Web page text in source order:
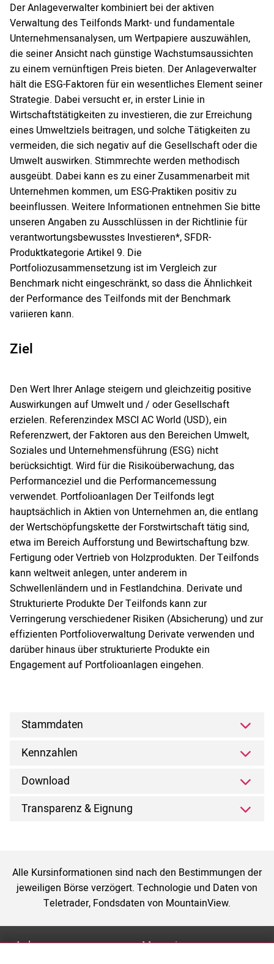
Der Anlageverwalter kombiniert bei der aktiven
Verwaltung des Teilfonds Markt- und fundamentale
Unternehmensanalysen, um Wertpapiere auszuwählen,
die seiner Ansicht nach günstige Wachstumsaussichten
zu einem vernünftigen Preis bieten. Der Anlageverwalter
hält die ESG-Faktoren für ein wesentliches Element seiner
Strategie. Dabei versucht er, in erster Linie in
Wirtschaftstätigkeiten zu investieren, die zur Erreichung
eines Umweltziels beitragen, und solche Tätigkeiten zu
vermeiden, die sich negativ auf die Gesellschaft oder die
Umwelt auswirken. Stimmrechte werden methodisch
ausgeübt. Dabei kann es zu einer Zusammenarbeit mit
Unternehmen kommen, um ESG-Praktiken positiv zu
beeinflussen. Weitere Informationen entnehmen Sie bitte
unseren Angaben zu Ausschlüssen in der Richtlinie für
verantwortungsbewusstes Investieren*, SFDR-
Produktkategorie Artikel 9. Die
Portfoliozusammensetzung ist im Vergleich zur
Benchmark nicht eingeschränkt, so dass die Ähnlichkeit
der Performance des Teilfonds mit der Benchmark
variieren kann.
Ziel
Den Wert Ihrer Anlage steigern und gleichzeitig positive
Auswirkungen auf Umwelt und / oder Gesellschaft
erzielen. Referenzindex MSCI AC World (USD), ein
Referenzwert, der Faktoren aus den Bereichen Umwelt,
Soziales und Unternehmensführung (ESG) nicht
berücksichtigt. Wird für die Risikoüberwachung, das
Performanceziel und die Performancemessung
verwendet. Portfolioanlagen Der Teilfonds legt
hauptsächlich in Aktien von Unternehmen an, die entlang
der Wertschöpfungskette der Forstwirtschaft tätig sind,
etwa im Bereich Aufforstung und Bewirtschaftung bzw.
Fertigung oder Vertrieb von Holzprodukten. Der Teilfonds
kann weltweit anlegen, unter anderem in
Schwellenländern und in Festlandchina. Derivate und
Strukturierte Produkte Der Teilfonds kann zur
Verringerung verschiedener Risiken (Absicherung) und zur
effizienten Portfolioverwaltung Derivate verwenden und
darüber hinaus über strukturierte Produkte ein
Engagement auf Portfolioanlagen eingehen.
Stammdaten
Kennzahlen
Download
Transparenz & Eignung
Alle Kursinformationen sind nach den Bestimmungen der
jeweiligen Börse verzögert. Technologie und Daten von
Teletrader, Fondsdaten von MountainView.
Anlage Magazin